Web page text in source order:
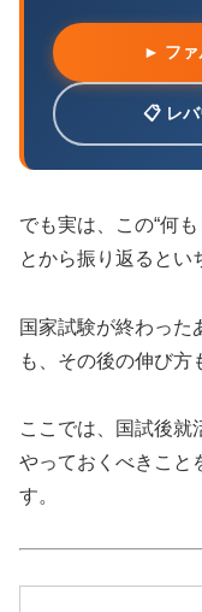
► ファ
📋 レバ
でも実は、この“何
とから振り返るとい
国家試験が終わった
も、その後の伸び方
ここでは、国試後就
やっておくべきこと
す。